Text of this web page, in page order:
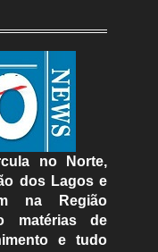
no Norte,
dos Lagos e
na Região
matérias de
e tudo